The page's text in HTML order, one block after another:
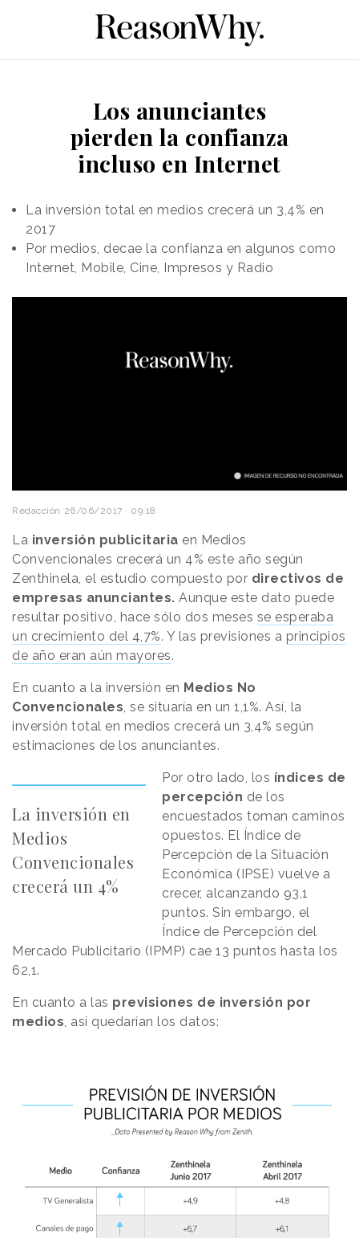
Los anunciantes
pierden la confianza
incluso en Internet
La inversión total en medios crecerá un 3,4% en
2017
Por medios, decae la confianza en algunos como
Internet, Mobile, Cine, Impresos y Radio
Redacción 26/06/2017 · 09:18
La inversión publicitaria en Medios
Convencionales crecerá un 4% este año según
Zenthinela, el estudio compuesto por directivos de
empresas anunciantes. Aunque este dato puede
resultar positivo, hace sólo dos meses se esperaba
un crecimiento del 4,7%. Y las previsiones a principios
de año eran aún mayores.
En cuanto a la inversión en Medios No
Convencionales , se situaría en un 1,1%. Así, la
inversión total en medios crecerá un 3,4% según
estimaciones de los anunciantes.
La inversión en
Medios
Convencionales
crecerá un 4%
Por otro lado, los índices de
percepción de los
encuestados toman caminos
opuestos. El Índice de
Percepción de la Situación
Económica (IPSE) vuelve a
crecer, alcanzando 93,1
puntos. Sin embargo, el
Índice de Percepción del
Mercado Publicitario (IPMP) cae 13 puntos hasta los
62,1.
En cuanto a las previsiones de inversión por
medios , así quedarían los datos: